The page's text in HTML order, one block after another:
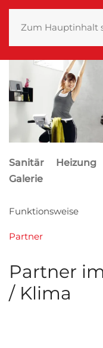
Zum Hauptinhalt
Sanitär Heizung
Galerie
Funktionsweise
Partner
Partner
/ Klima